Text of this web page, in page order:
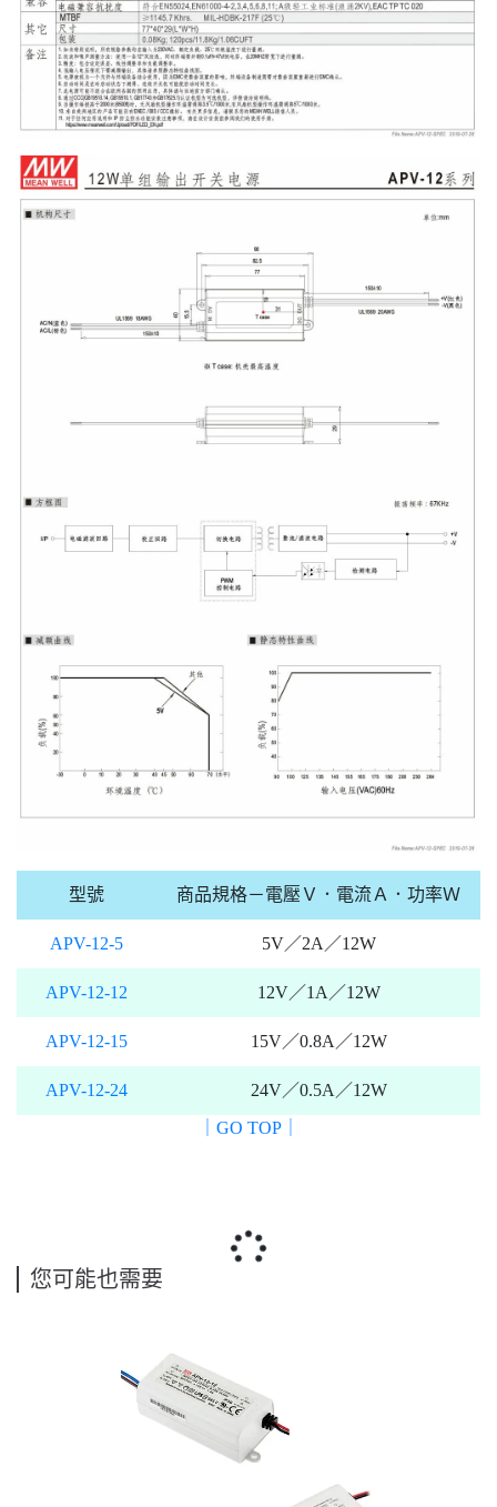
型號 商品規格－電壓Ｖ．電流Ａ．功率Ｗ
APV-12-5 5V／2A／12W
APV-12-12 12V／1A／12W
APV-12-15 15V／0.8A／12W
APV-12-24
24V／0.5A／12W
｜GO TOP｜
您可能也需要